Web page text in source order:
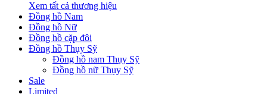
Xem tất cả thương hiệu
Đồng hồ Nam
Đồng hồ Nữ
Đồng hồ cặp đôi
Đồng hồ Thụy Sỹ
Đồng hồ nam Thụy Sỹ
Đồng hồ nữ Thụy Sỹ
Sale
Limited